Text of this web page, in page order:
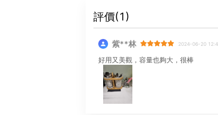
評價(1)
紫**林 2024-06-20
好用又美觀，容量也夠大，很棒